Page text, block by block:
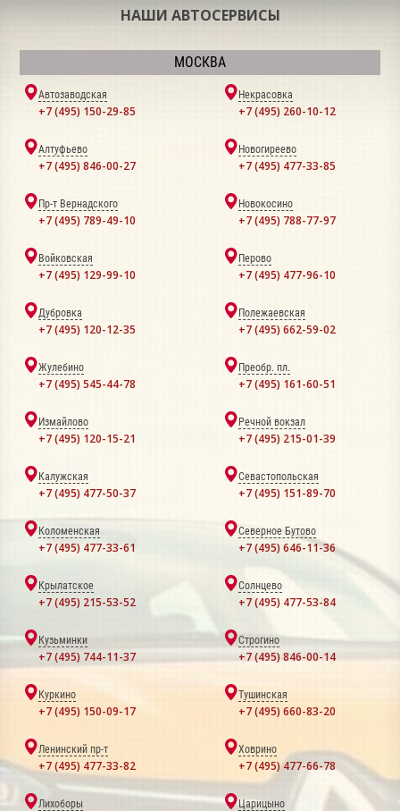
НАШИ АВТОСЕРВИСЫ
МОСКВА
Автозаводская
+7 (495) 150-29-85
Некрасовка
+7 (495) 260-10-12
Алтуфьево
+7 (495) 846-00-27
Новогиреево
+7 (495) 477-33-85
Пр-т Вернадского
+7 (495) 789-49-10
Новокосино
+7 (495) 788-77-97
Войковская
+7 (495) 129-99-10
Перово
+7 (495) 477-96-10
Дубровка
+7 (495) 120-12-35
Полежаевская
+7 (495) 662-59-02
Жулебино
+7 (495) 545-44-78
Преобр. пл.
+7 (495) 161-60-51
Измайлово
+7 (495) 120-15-21
Речной вокзал
+7 (495) 215-01-39
Калужская
+7 (495) 477-50-37
Севастопольская
+7 (495) 151-89-70
Коломенская
+7 (495) 477-33-61
Северное Бутово
+7 (495) 646-11-36
Крылатское
+7 (495) 215-53-52
Солнцево
+7 (495) 477-53-84
Кузьминки
+7 (495) 744-11-37
Строгино
+7 (495) 846-00-14
Куркино
+7 (495) 150-09-17
Тушинская
+7 (495) 660-83-20
Ленинский пр-т
+7 (495) 477-33-82
Ховрино
+7 (495) 477-66-78
Лихоборы Царицыно